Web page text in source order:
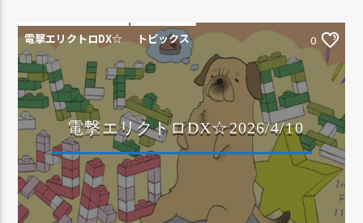
電撃エリクトロDX☆ トピックス 0
電撃エリクトロDX☆2026/4/10